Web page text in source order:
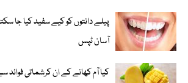
پیلے دانتوں کو کیے سفید کیا جا
آسان ٹپس
کیا آم کھانے کے ان کرشماتی فوائد